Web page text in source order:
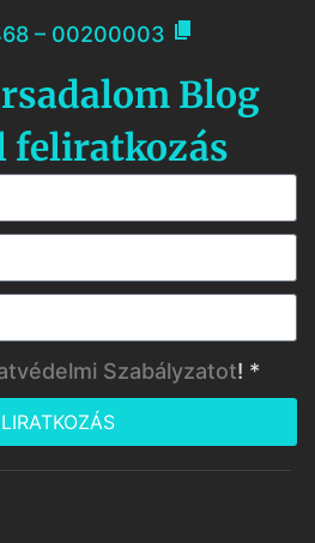
– 00200003 
Blog
feliratkozás
Szabályzatot! *